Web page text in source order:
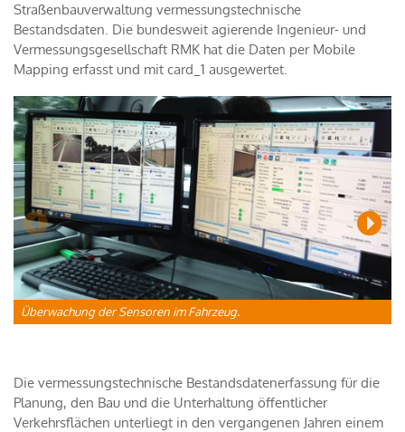
Straßenbauverwaltung vermessungstechnische
Bestandsdaten. Die bundesweit agierende Ingenieur- und
Vermessungsgesellschaft RMK hat die Daten per Mobile
Mapping erfasst und mit card_1 ausgewertet.
Überwachung der Sensoren im Fahrzeug.
Die vermessungstechnische Bestandsdatenerfassung für die
Planung, den Bau und die Unterhaltung öffentlicher
Verkehrsflächen unterliegt in den vergangenen Jahren einem